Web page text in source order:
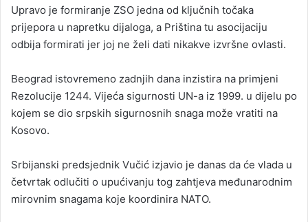
Upravo je formiranje ZSO jedna od ključnih točaka
prijepora u napretku dijaloga, a Priština tu asocijaciju
odbija formirati jer joj ne želi dati nikakve izvršne ovlasti.
Beograd istovremeno zadnjih dana inzistira na primjeni
Rezolucije 1244. Vijeća sigurnosti UN-a iz 1999. u dijelu po
kojem se dio srpskih sigurnosnih snaga može vratiti na
Kosovo.
Srbijanski predsjednik Vučić izjavio je danas da će vlada u
četvrtak odlučiti o upućivanju tog zahtjeva međunarodnim
mirovnim snagama koje koordinira NATO.